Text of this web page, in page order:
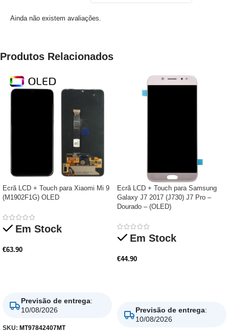
Ainda não existem avaliações.
Produtos Relacionados
Ecrã LCD + Touch para Xiaomi Mi 9
(M1902F1G) OLED
Em Stock
€63.90
Previsão de entrega:
10/08/2026
SKU: MT97842407MT
Ecrã LCD + Touch para Samsung
Galaxy J7 2017 (J730) J7 Pro –
Dourado – (OLED)
Em Stock
€44.90
Previsão de entrega:
10/08/2026